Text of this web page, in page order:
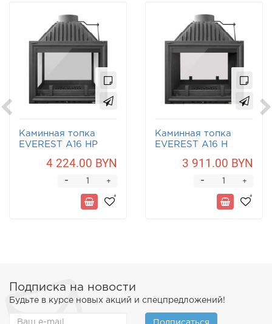
Каминная топка
EVEREST A16 НP
4 224.00 BYN
+
-
Каминная топка
EVEREST A16 Н
3 911.00 BYN
+
-
Подписка на новости
Будьте в курсе новых акций и спецпредложений!